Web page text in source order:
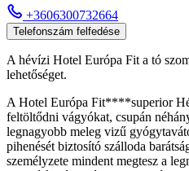
+3606300732664
Telefonszám felfedése
A hévízi Hotel Európa Fit a tó
lehetőséget.
A Hotel Európa Fit****superior
feltöltődni vágyókat, csupán
legnagyobb meleg vizű
pihenését biztosító szálloda
személyzete mindent megtesz a